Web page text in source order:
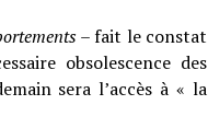
–fait le constat
obsolescence des
sera l’accès à « la